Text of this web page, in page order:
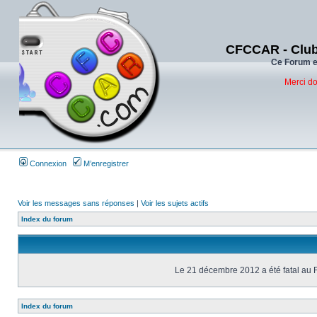
CFCCAR -
Ce Forum
Merci
Connexion M’enregistrer
Voir les messages sans réponses | Voir les sujets actifs
Index du forum
Le 21 décembre 2012 a été fatal au
Index du forum